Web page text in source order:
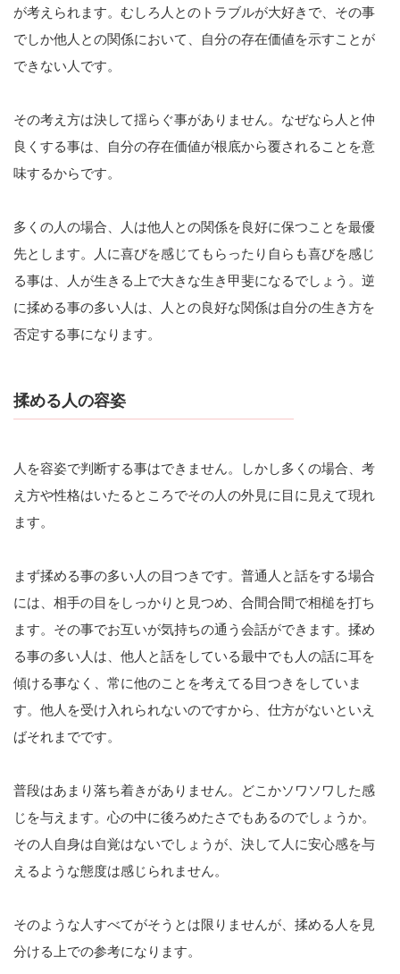
が考えられます。むしろ人とのトラブルが大好きで、その事
でしか他人との関係において、自分の存在価値を示すことが
できない人です。
その考え方は決して揺らぐ事がありません。なぜなら人と仲
良くする事は、自分の存在価値が根底から覆されることを意
味するからです。
多くの人の場合、人は他人との関係を良好に保つことを最優
先とします。人に喜びを感じてもらったり自らも喜びを感じ
る事は、人が生きる上で大きな生き甲斐になるでしょう。逆
に揉める事の多い人は、人との良好な関係は自分の生き方を
否定する事になります。
揉める人の容姿
人を容姿で判断する事はできません。しかし多くの場合、考
え方や性格はいたるところでその人の外見に目に見えて現れ
ます。
まず揉める事の多い人の目つきです。普通人と話をする場合
には、相手の目をしっかりと見つめ、合間合間で相槌を打ち
ます。その事でお互いが気持ちの通う会話ができます。揉め
る事の多い人は、他人と話をしている最中でも人の話に耳を
傾ける事なく、常に他のことを考えてる目つきをしていま
す。他人を受け入れられないのですから、仕方がないといえ
ばそれまでです。
普段はあまり落ち着きがありません。どこかソワソワした感
じを与えます。心の中に後ろめたさでもあるのでしょうか。
その人自身は自覚はないでしょうが、決して人に安心感を与
えるような態度は感じられません。
そのような人すべてがそうとは限りませんが、揉める人を見
分ける上での参考になります。